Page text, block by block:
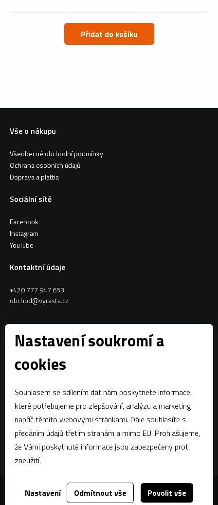
Přidat do košíku
Vše o nákupu
Všeobecné obchodní podmínky
Ochrana osobních údajů
Doprava a platba
Sociální sítě
Facebook
Instagram
YouTube
Kontaktní údaje
+420 777 947 653
obchod@vyrasta.cz
Kontakty
VYRASTA team s.r.o.
Spytihněv 145
DIČ:CZ28287843
Zápis dle § 13a obchodního zákoníku:Krajský soud v Brně, oddíl C,
vložka 58796
Za tímto webem stojídgstudio.
Nastavení soukromí a
cookies
Souhlasem se sdílením dat nám poskytnete informace,
které potřebujeme pro zlepšování, analýzu a marketing
napříč těmito webovými stránkami. Dále souhlasíte s
předáním údajů třetím stranám a mimo EU. Prohlašujeme,
že Vámi poskytnuté informace jsou zabezpečeny proti
zneužití.
Nastavení Odmítnout vše Povolit vše